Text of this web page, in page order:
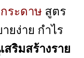
ระดาษ สูตร
ยง่าย กำไร
สริมสร้างราย